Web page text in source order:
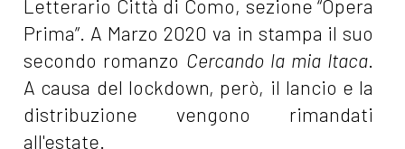
Letterario Città di Como, sezione “Opera
Prima”. A Marzo 2020 va in stampa il suo
secondo romanzo Cercando la mia Itaca.
A causa del lockdown, però, il lancio e la
distribuzione vengono rimandati
all'estate.